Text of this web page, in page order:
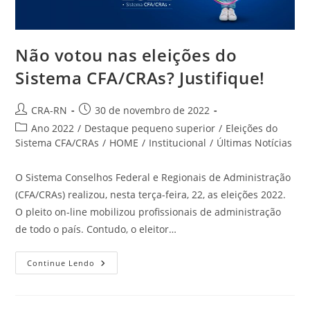
Não votou nas eleições do
Sistema CFA/CRAs? Justifique!
Autor
do
post:
CRA-RN
Post
publicado:
30 de novembro de 2022
Categoria
do
Ano 2022 / Destaque pequeno superior / Eleições do
Sistema CFA/CRAs / HOME / Institucional / Últimas Notícias
O Sistema Conselhos Federal e Regionais de Administração
(CFA/CRAs) realizou, nesta terça-feira, 22, as eleições 2022.
O pleito on-line mobilizou profissionais de administração
de todo o país. Contudo, o eleitor…
Continue Lendo Não
Votou